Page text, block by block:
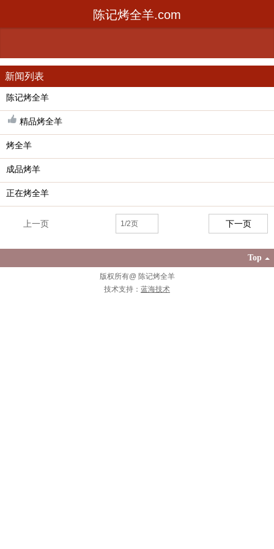
陈记烤全羊.com
新闻列表
陈记烤全羊
精品烤全羊
烤全羊
成品烤羊
正在烤全羊
上一页 下一页
Top
版权所有@ 陈记烤全羊
技术支持： 蓝海技术